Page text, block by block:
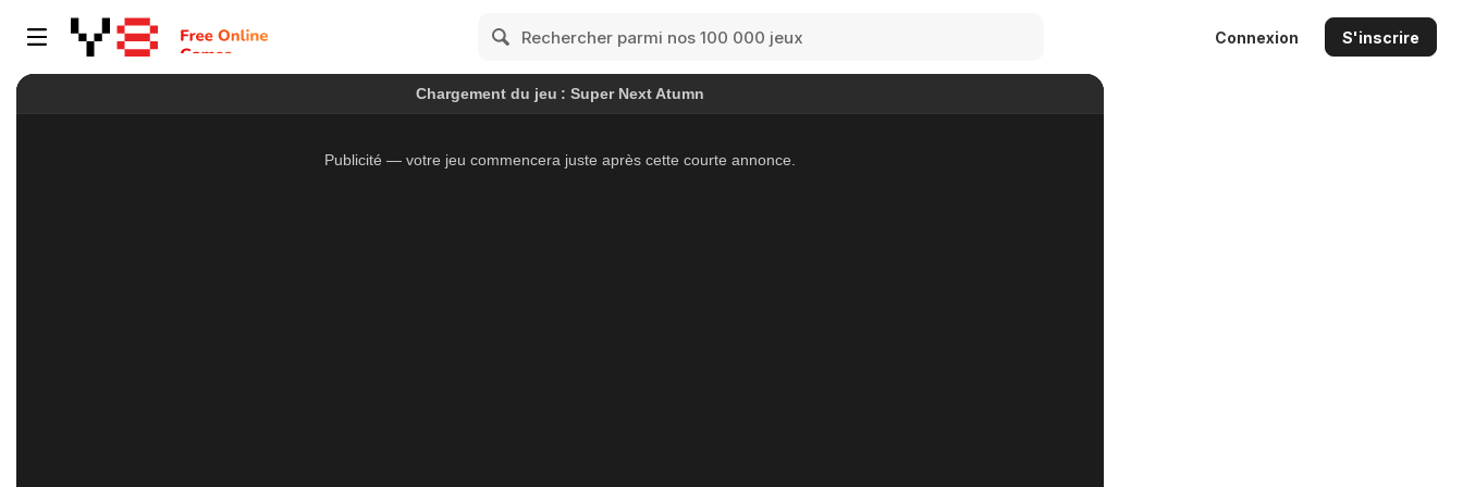
Connexion S'inscrire